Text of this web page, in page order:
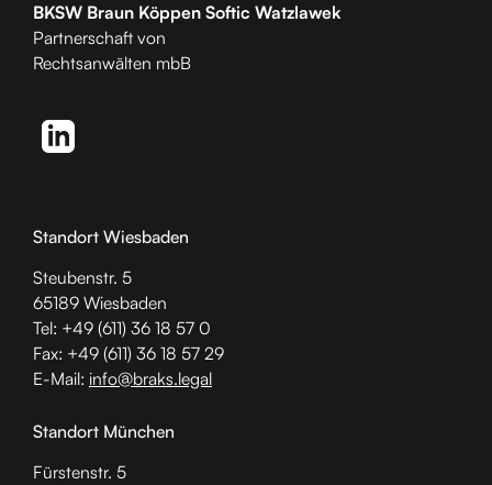
BKSW Braun Köppen Softic Watzlawek
Partnerschaft von
Rechtsanwälten mbB
Standort Wiesbaden
Steubenstr. 5
65189 Wiesbaden
Tel: +49 (611) 36 18 57 0
Fax: +49 (611) 36 18 57 29
E-Mail: info@braks.legal
Standort München
Fürstenstr. 5